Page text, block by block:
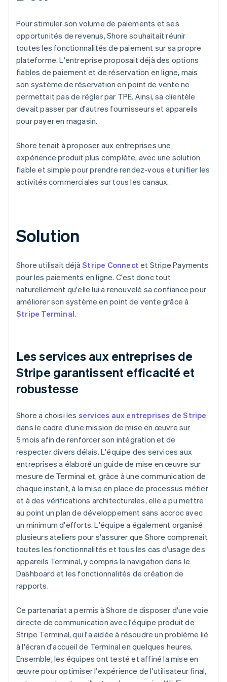
Pour stimuler son volume de paiements et ses
opportunités de revenus, Shore souhaitait réunir
toutes les fonctionnalités de paiement sur sa propre
plateforme. L'entreprise proposait déjà des options
fiables de paiement et de réservation en ligne, mais
son système de réservation en point de vente ne
permettait pas de régler par TPE. Ainsi, sa clientèle
devait passer par d'autres fournisseurs et appareils
pour payer en magasin.
Shore tenait à proposer aux entreprises une
expérience produit plus complète, avec une solution
fiable et simple pour prendre rendez-vous et unifier les
activités commerciales sur tous les canaux.
Solution
Shore utilisait déjàStripe Connect et Stripe Payments
pour les paiements en ligne. C'est donc tout
naturellement qu'elle lui a renouvelé sa confiance pour
améliorer son système en point de vente grâce à
Stripe Terminal.
Les services aux entreprises de
Stripe garantissent efficacité et
robustesse
Shore a choisi les services aux entreprises de Stripe
dans le cadre d'une mission de mise en œuvre sur
5 mois afin de renforcer son intégration et de
respecter divers délais. L'équipe des services aux
entreprises a élaboré un guide de mise en œuvre sur
mesure de Terminal et, grâce à une communication de
chaque instant, à la mise en place de processus métier
et à des vérifications architecturales, elle a pu mettre
au point un plan de développement sans accroc avec
un minimum d'efforts. L'équipe a également organisé
plusieurs ateliers pour s'assurer que Shore comprenait
toutes les fonctionnalités et tous les cas d'usage des
appareils Terminal, y compris la navigation dans le
Dashboard et les fonctionnalités de création de
rapports.
Ce partenariat a permis à Shore de disposer d'une voie
directe de communication avec l'équipe produit de
Stripe Terminal, qui l'a aidée à résoudre un problème lié
à l'écran d'accueil de Terminal en quelques heures.
Ensemble, les équipes ont testé et affiné la mise en
œuvre pour optimiser l'expérience de l'utilisateur final,